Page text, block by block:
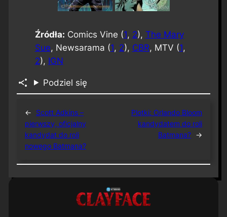
Źródła: Comics Vine (1, 2), The Mary
Sue, Newsarama (1, 2), CBR, MTV (1,
2), IGN
Podziel się
←
Scott Adkins –
pierwszy, oficjalny
kandydat do roli
nowego Batmana?
Plotki: Orlando Bloom
kandydatem do roli
Batmana? →